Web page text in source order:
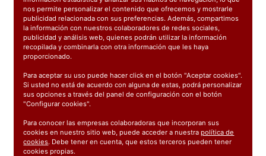
nos permite personalizar el contenido que ofrecemos y mostrarle
publicidad relacionada con sus preferencias. Además, compartimos
la información con nuestros colaboradores de redes sociales,
publicidad y análisis web, quienes podrán utilizar la información
recopilada y combinarla con otra información que les haya
proporcionado.
Para aceptar su uso puede hacer click en el botón "Aceptar cookies".
Si usted no está de acuerdo con alguna de estas, podrá personalizar
sus opciones a través del panel de configuración con el botón
"Configurar cookies".
Para conocer las empresas colaboradoras que incorporan sus
cookies en nuestro sitio web, puede acceder a nuestrapolítica de
cookies. Debe tener en cuenta, que estos terceros pueden tener
cookies propias.